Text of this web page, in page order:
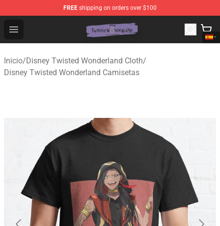
FREE shipping on orders over $100
Open menu
Twisted Wonderland Store - Official Twisted
Inicio/Disney Twisted Wonderland Cloth/
Disney Twisted Wonderland Camisetas